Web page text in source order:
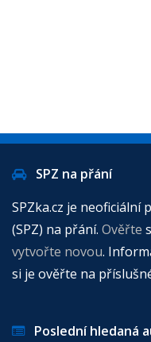
SPZ na přání
SPZka.cz je
(SPZ) na přání. Ověřte
vytvořte novou.
si je ověřte na
Poslední hledaná